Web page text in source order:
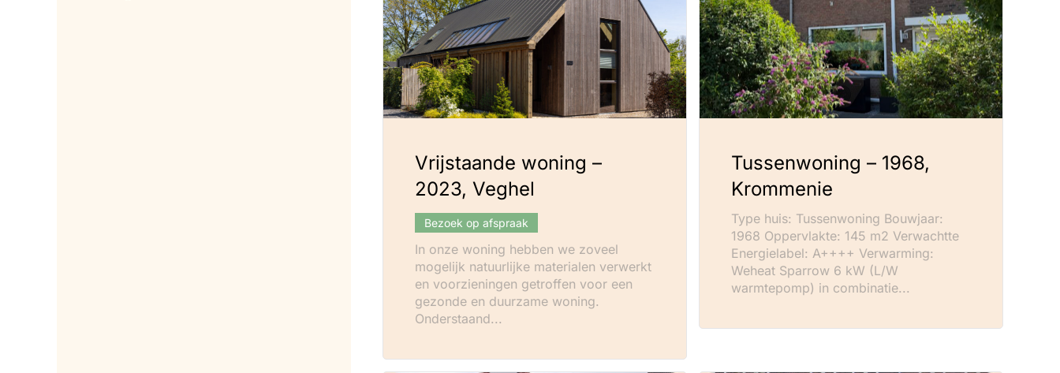
Vrijstaande woning –
2023, Veghel
Bezoek op afspraak
In onze woning hebben we zoveel
mogelijk natuurlijke materialen verwerkt
en voorzieningen getroffen voor een
gezonde en duurzame woning.
Onderstaand...
Tussenwoning – 1968,
Krommenie
Type huis: Tussenwoning Bouwjaar:
1968 Oppervlakte: 145 m2 Verwachtte
Energielabel: A++++ Verwarming:
Weheat Sparrow 6 kW (L/W
warmtepomp) in combinatie...